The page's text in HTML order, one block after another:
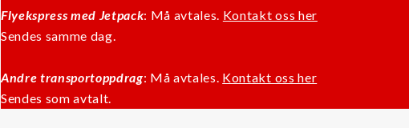
Flyekspress med Jetpack: Må avtales. Kontakt oss her
Sendes samme dag.
Andre transportoppdrag: Må avtales. Kontakt oss her
Sendes som avtalt.